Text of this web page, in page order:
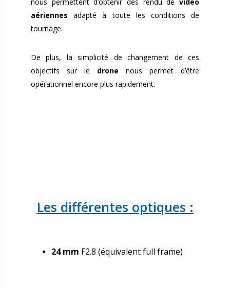
aériennes adapté à toute les conditions de
tournage.
De plus, la simplicité de changement de ces
objectifs sur le drone nous permet d’être
opérationnel encore plus rapidement.
Les différentes optiques :
24 mm F2.8 (équivalent full frame)